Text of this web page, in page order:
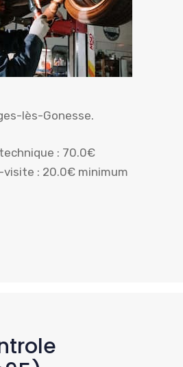
lès-Gonesse.
: 70.0€
visite : 20.0€ minimum